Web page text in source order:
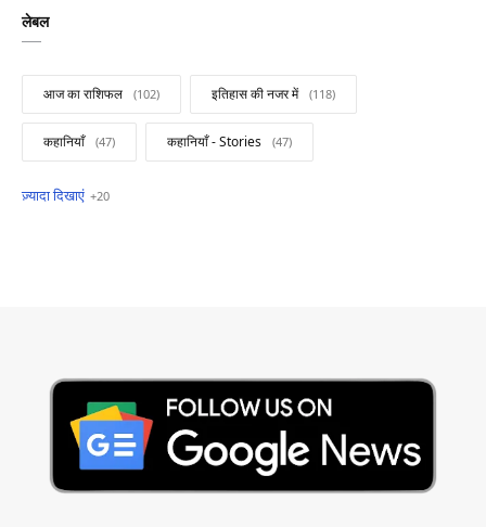
लेबल
आज का राशिफल इतिहास की नजर में
कहानियाँ कहानियाँ - Stories
खबरें फटाफट
Hindi Stories International
Jobs and Education Lifestyle
Monthly Current Affairs National